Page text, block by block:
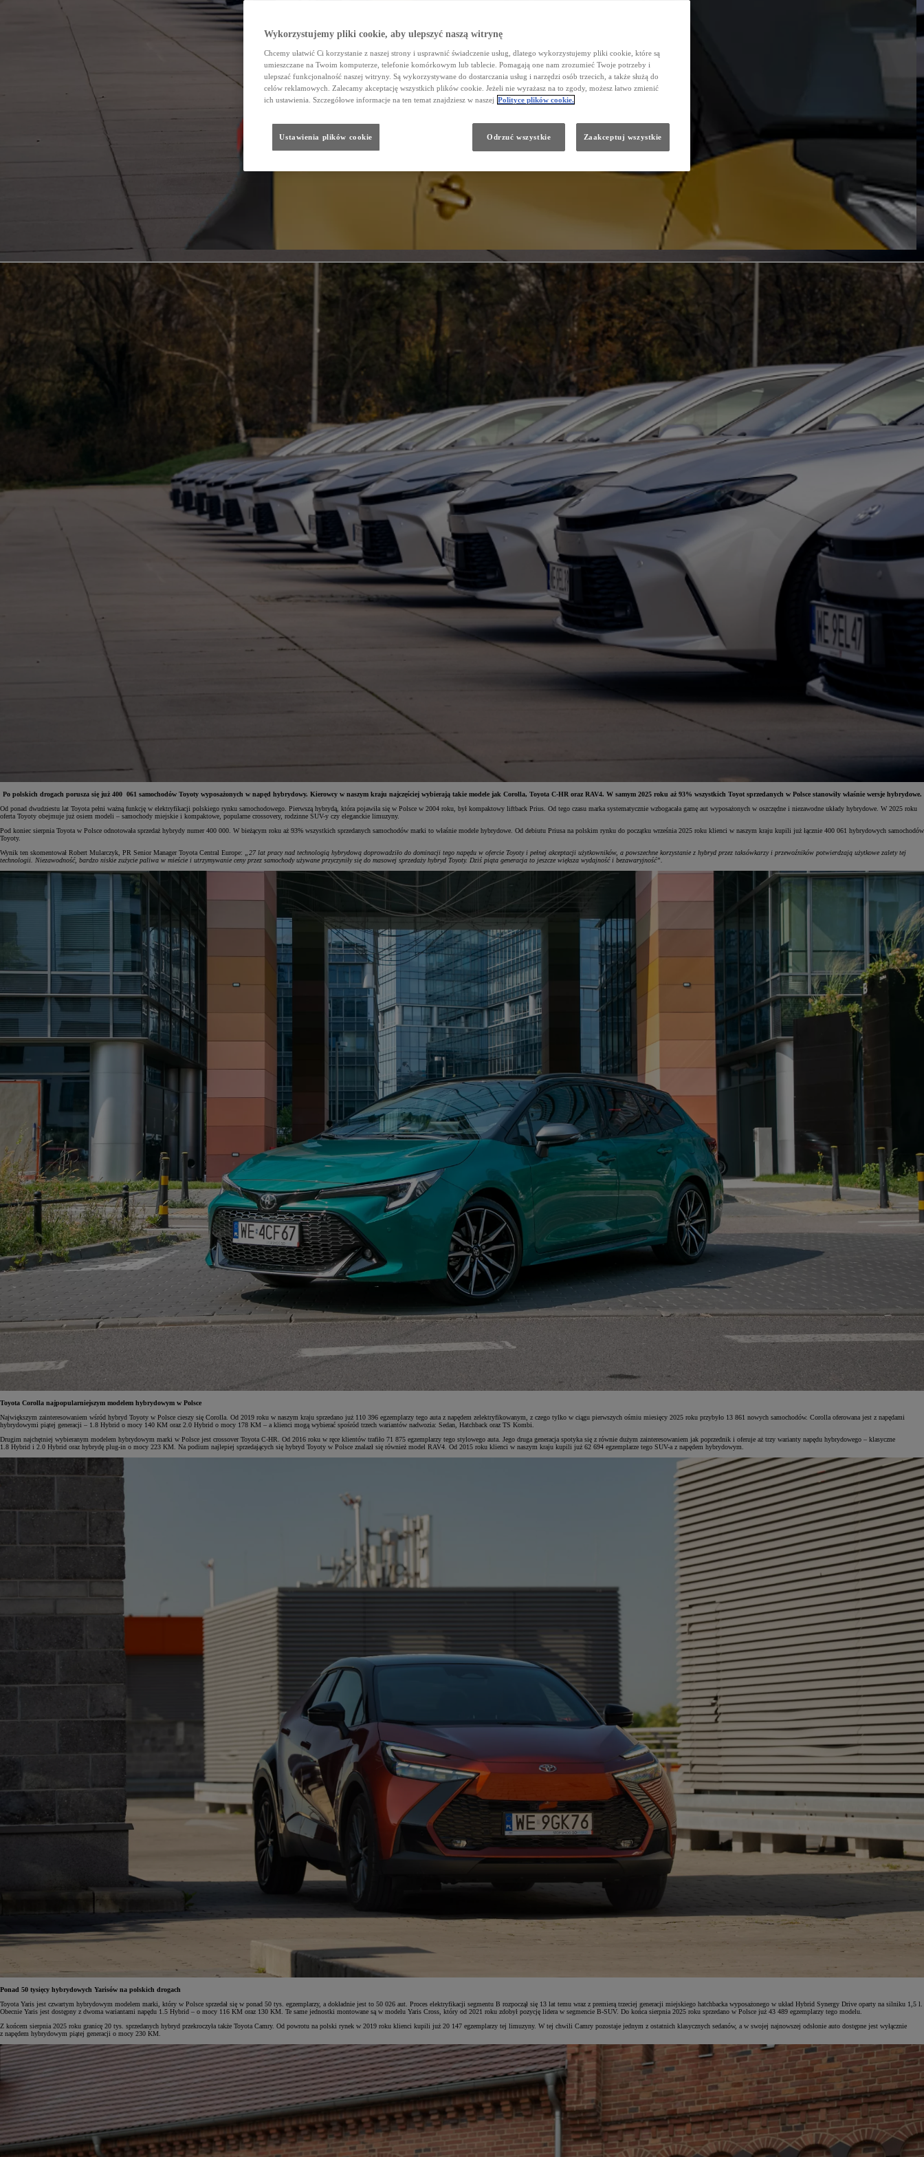
Od81 900 zł
Yaris Cross
HYBRID
HYBRID
Po polskich drogach porusza się już 400 061 samochodów Toyoty wyposażonych w napęd hybrydowy. Kierowcy w naszym kraju najczęściej wybierają takie modele jak Corolla, Toyota C-HR oraz RAV4. W samym 2025 roku aż 93% wszystkich Toyot sprzedanych w Polsce stanowiły właśnie wersje hybrydowe.
Od ponad dwudziestu lat Toyota pełni ważną funkcję w elektryfikacji polskiego rynku samochodowego. Pierwszą hybrydą, która pojawiła się w Polsce w 2004 roku, był kompaktowy liftback Prius. Od tego czasu marka systematycznie wzbogacała gamę aut wyposażonych w oszczędne i niezawodne układy hybrydowe. W 2025 roku
oferta Toyoty obejmuje już osiem modeli – samochody miejskie i kompaktowe, popularne crossovery, rodzinne SUV-y czy eleganckie limuzyny.
Pod koniec sierpnia Toyota w Polsce odnotowała sprzedaż hybrydy numer 400 000. W bieżącym roku aż 93% wszystkich sprzedanych samochodów marki to właśnie modele hybrydowe. Od debiutu Priusa na polskim rynku do początku września 2025 roku klienci w naszym kraju kupili już łącznie 400 061 hybrydowych samochodów
Toyoty.
Wynik ten skomentował Robert Mularczyk, PR Senior Manager Toyota Central Europe: „27 lat pracy nad technologią hybrydową doprowadziło do dominacji tego napędu w ofercie Toyoty i pełnej akceptacji użytkowników, a powszechne korzystanie z hybryd przez taksówkarzy i przewoźników potwierdzają użytkowe zalety tej
technologii. Niezawodność, bardzo niskie zużycie paliwa w mieście i utrzymywanie ceny przez samochody używane przyczyniły się do masowej sprzedaży hybryd Toyoty. Dziś piąta generacja to jeszcze większa wydajność i bezawaryjność”.
Toyota Corolla najpopularniejszym modelem hybrydowym w Polsce
Największym zainteresowaniem wśród hybryd Toyoty w Polsce cieszy się Corolla. Od 2019 roku w naszym kraju sprzedano już 110 396 egzemplarzy tego auta z napędem zelektryfikowanym, z czego tylko w ciągu pierwszych ośmiu miesięcy 2025 roku przybyło 13 861 nowych samochodów. Corolla oferowana jest z napędami
hybrydowymi piątej generacji – 1.8 Hybrid o mocy 140 KM oraz 2.0 Hybrid o mocy 178 KM – a klienci mogą wybierać spośród trzech wariantów nadwozia: Sedan, Hatchback oraz TS Kombi.
Drugim najchętniej wybieranym modelem hybrydowym marki w Polsce jest crossover Toyota C-HR. Od 2016 roku w ręce klientów trafiło 71 875 egzemplarzy tego stylowego auta. Jego druga generacja spotyka się z równie dużym zainteresowaniem jak poprzednik i oferuje aż trzy warianty napędu hybrydowego – klasyczne
1.8 Hybrid i 2.0 Hybrid oraz hybrydę plug-in o mocy 223 KM. Na podium najlepiej sprzedających się hybryd Toyoty w Polsce znalazł się również model RAV4. Od 2015 roku klienci w naszym kraju kupili już 62 694 egzemplarze tego SUV-a z napędem hybrydowym.
Ponad 50 tysięcy hybrydowych Yarisów na polskich drogach
Toyota Yaris jest czwartym hybrydowym modelem marki, który w Polsce sprzedał się w ponad 50 tys. egzemplarzy, a dokładnie jest to 50 026 aut. Proces elektryfikacji segmentu B rozpoczął się 13 lat temu wraz z premierą trzeciej generacji miejskiego hatchbacka wyposażonego w układ Hybrid Synergy Drive oparty na silniku 1,5 l.
Obecnie Yaris jest dostępny z dwoma wariantami napędu 1.5 Hybrid – o mocy 116 KM oraz 130 KM. Te same jednostki montowane są w modelu Yaris Cross, który od 2021 roku zdobył pozycję lidera w segmencie B-SUV. Do końca sierpnia 2025 roku sprzedano w Polsce już 43 489 egzemplarzy tego modelu.
Z końcem sierpnia 2025 roku granicę 20 tys. sprzedanych hybryd przekroczyła także Toyota Camry. Od powrotu na polski rynek w 2019 roku klienci kupili już 20 147 egzemplarzy tej limuzyny. W tej chwili Camry pozostaje jednym z ostatnich klasycznych sedanów, a w swojej najnowszej odsłonie auto dostępne jest wyłącznie
z napędem hybrydowym piątej generacji o mocy 230 KM.
Wykorzystujemy pliki cookie, aby ulepszyć naszą witrynę
Chcemy ułatwić Ci korzystanie z naszej strony i usprawnić świadczenie usług, dlatego wykorzystujemy pliki cookie, które są
umieszczane na Twoim komputerze, telefonie komórkowym lub tablecie. Pomagają one nam zrozumieć Twoje potrzeby i
ulepszać funkcjonalność naszej witryny. Są wykorzystywane do dostarczania usług i narzędzi osób trzecich, a także służą do
celów reklamowych. Zalecamy akceptację wszystkich plików cookie. Jeżeli nie wyrażasz na to zgody, możesz łatwo zmienić
ich ustawienia. Szczegółowe informacje na ten temat znajdziesz w naszej Polityce plików cookie.
Odrzuć wszystkie Zaakceptuj wszystkie
Ustawienia plików cookie